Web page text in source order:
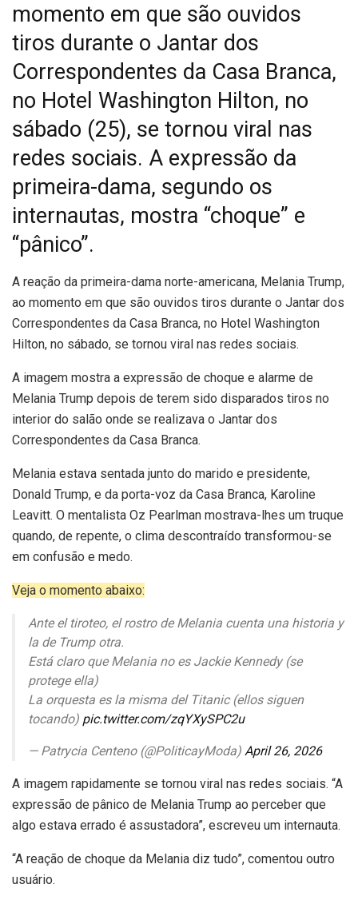
momento em que são ouvidos
tiros durante o Jantar dos
Correspondentes da Casa Branca,
no Hotel Washington Hilton, no
sábado (25), se tornou viral nas
redes sociais. A expressão da
primeira-dama, segundo os
internautas, mostra “choque” e
“pânico”.
A reação da primeira-dama norte-americana, Melania Trump,
ao momento em que são ouvidos tiros durante o Jantar dos
Correspondentes da Casa Branca, no Hotel Washington
Hilton, no sábado, se tornou viral nas redes sociais.
A imagem mostra a expressão de choque e alarme de
Melania Trump depois de terem sido disparados tiros no
interior do salão onde se realizava o Jantar dos
Correspondentes da Casa Branca.
Melania estava sentada junto do marido e presidente,
Donald Trump, e da porta-voz da Casa Branca, Karoline
Leavitt. O mentalista Oz Pearlman mostrava-lhes um truque
quando, de repente, o clima descontraído transformou-se
em confusão e medo.
Veja o momento abaixo:
Ante el tiroteo, el rostro de Melania cuenta una historia y
la de Trump otra.
Está claro que Melania no es Jackie Kennedy (se
protege ella)
La orquesta es la misma del Titanic (ellos siguen
tocando) pic.twitter.com/zqYXySPC2u
— Patrycia Centeno (@PoliticayModa) April 26, 2026
A imagem rapidamente se tornou viral nas redes sociais. “A
expressão de pânico de Melania Trump ao perceber que
algo estava errado é assustadora”, escreveu um internauta.
“A reação de choque da Melania diz tudo”, comentou outro
usuário.